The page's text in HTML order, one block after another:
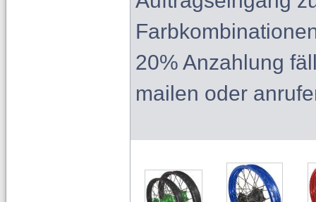
20% Anzahlung
mailen oder